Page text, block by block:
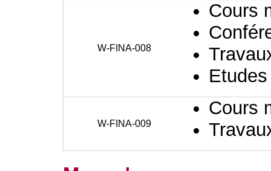
W-FINA-008
Cours
W-FINA-009
Cours